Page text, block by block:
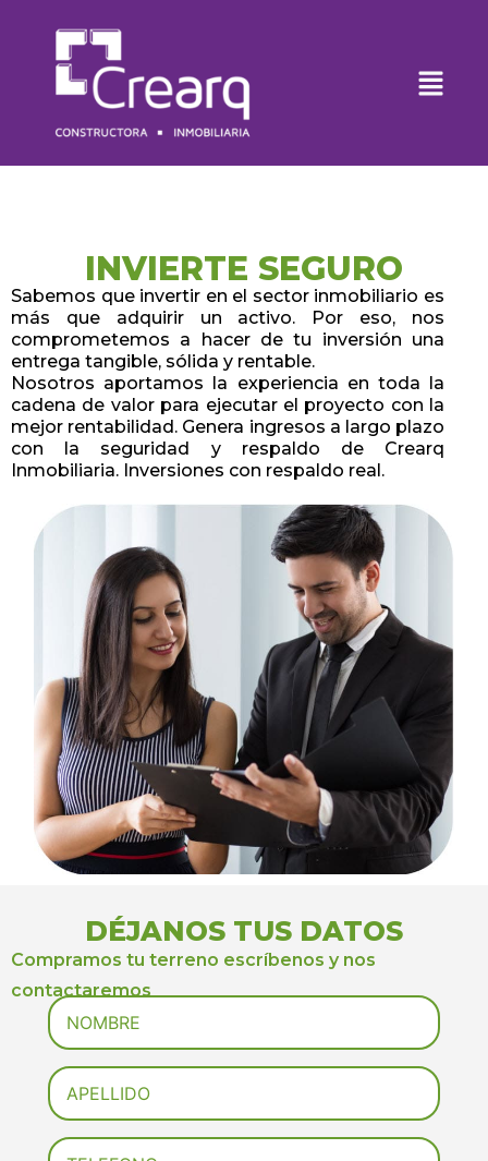
INVIERTE SEGURO
Sabemos que invertir en el sector inmobiliario es
más que adquirir un activo. Por eso, nos
comprometemos a hacer de tu inversión una
entrega tangible, sólida y rentable.
Nosotros aportamos la experiencia en toda la
cadena de valor para ejecutar el proyecto con la
mejor rentabilidad. Genera ingresos a largo plazo
con la seguridad y respaldo de Crearq
Inmobiliaria. Inversiones con respaldo real.
DÉJANOS TUS DATOS
Compramos tu terreno escríbenos y nos
contactaremos